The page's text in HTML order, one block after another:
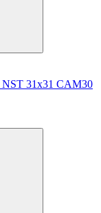
31x31 CAM30